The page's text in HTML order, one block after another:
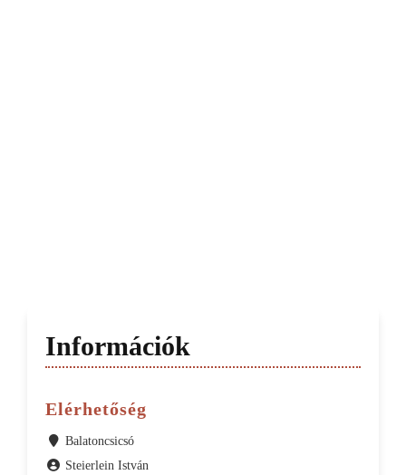
Információk
Elérhetőség
Balatoncsicsó
Steierlein István